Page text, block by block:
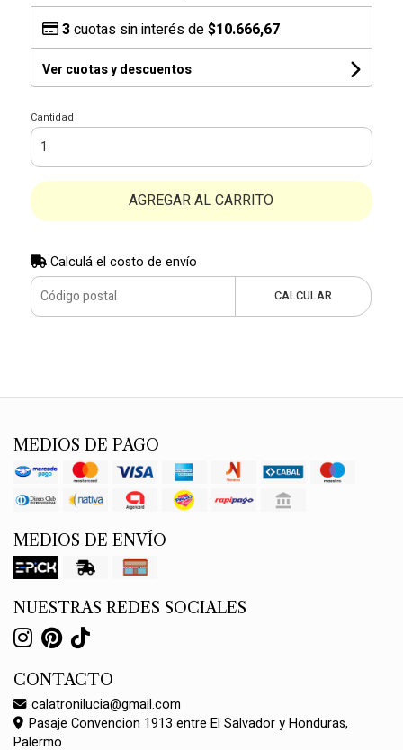
3cuotas sin interés de$10.666,67
Ver cuotas y descuentos
Cantidad
AGREGAR AL CARRITO
Calculá el costo de envío
CALCULAR
MEDIOS DE PAGO
MEDIOS DE ENVÍO
NUESTRAS REDES SOCIALES
CONTACTO
calatronilucia@gmail.com
Pasaje Convencion 1913 entre El Salvador y Honduras,
Palermo